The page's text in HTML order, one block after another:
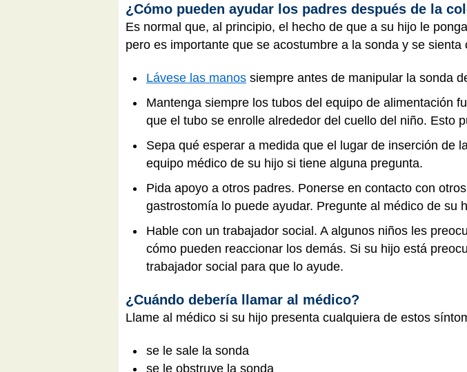
¿Cómo pueden ayudar los padres después de la
Es normal que, al principio, el hecho de que a su hijo le
pero es importante que se acostumbre a la sonda y se
Lávese las manos siempre antes de manipular la sonda
Mantenga siempre los tubos del equipo de alimentación
que el tubo se enrolle alrededor del cuello del niño. Esto
Sepa qué esperar a medida que el lugar de inserción de
equipo médico de su hijo si tiene alguna pregunta.
Pida apoyo a otros padres. Ponerse en contacto con
gastrostomía lo puede ayudar. Pregunte al médico de su
Hable con un trabajador social. A algunos niños les
cómo pueden reaccionar los demás. Si su hijo está
trabajador social para que lo ayude.
¿Cuándo debería llamar al médico?
Llame al médico si su hijo presenta cualquiera de estos
se le sale la sonda
se le obstruye la sonda